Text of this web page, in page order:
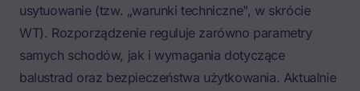
usytuowanie (tzw. „warunki techniczne", w skrócie
WT). Rozporządzenie reguluje zarówno parametry
samych schodów, jak i wymagania dotyczące
balustrad oraz bezpieczeństwa użytkowania. Aktualnie